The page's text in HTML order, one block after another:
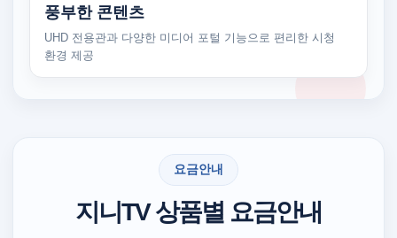
풍부한 콘텐츠
UHD 전용관과 다양한 미디어 포털 기능으로 편리한 시청
환경 제공
요금안내
지니TV 상품별 요금안내